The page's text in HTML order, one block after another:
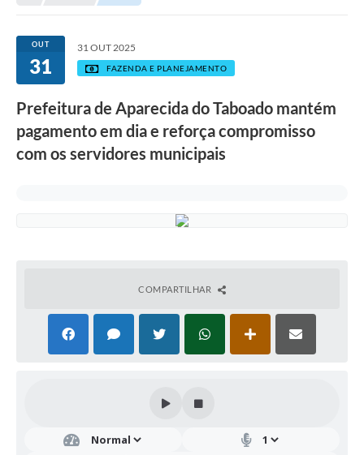
OUT
31
31 OUT 2025
FAZENDA E PLANEJAMENTO
Prefeitura de Aparecida do Taboado mantém
pagamento em dia e reforça compromisso
com os servidores municipais
COMPARTILHAR